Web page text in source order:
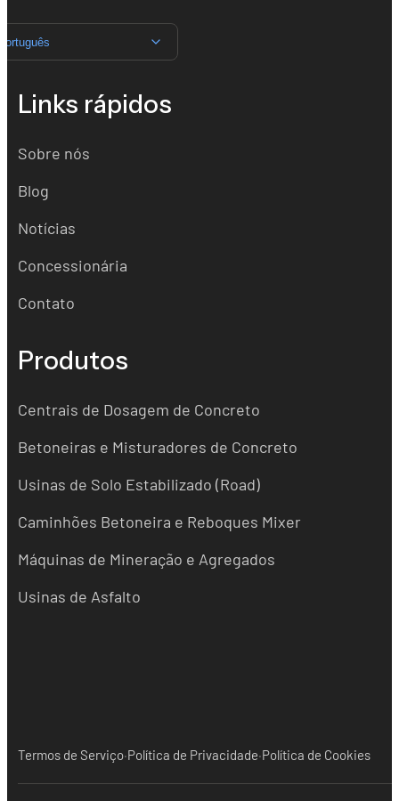
Links rápidos
Sobre nós
Blog
Notícias
Concessionária
Contato
Produtos
Centrais de Dosagem de Concreto
Betoneiras e Misturadores de Concreto
Usinas de Solo Estabilizado (Road)
Caminhões Betoneira e Reboques Mixer
Máquinas de Mineração e Agregados
Usinas de Asfalto
Termos de Serviço·Política de Privacidade·Política de Cookies